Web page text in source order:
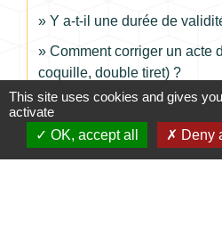
Y a-t-il une durée de
Comment corriger un acte
coquille, double tiret) ?
Et aussi
This site uses cookies and gives
activate
OK, accept all
Deny